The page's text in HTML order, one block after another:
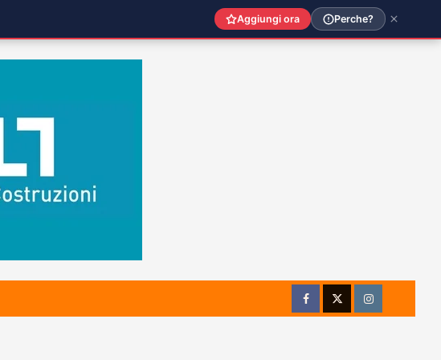
FacebookTwitterInstagram
Aggiungi ora Perche?